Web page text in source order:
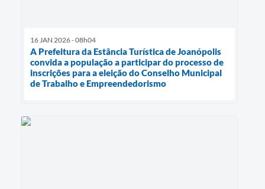
16 JAN 2026 - 08h04
A Prefeitura da Estância Turística de Joanópolis
convida a população a participar do processo de
inscrições para a eleição do Conselho Municipal
de Trabalho e Empreendedorismo